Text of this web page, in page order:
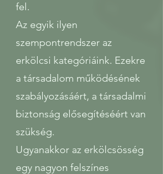
fel.
Az egyik ilyen
szempontrendszer az
erkölcsi kategóriáink. Ezekre
a társadalom működésének
szabályozásáért, a társadalmi
biztonság elősegítéséért van
szükség.
Ugyanakkor az erkölcsösség
egy nagyon felszínes